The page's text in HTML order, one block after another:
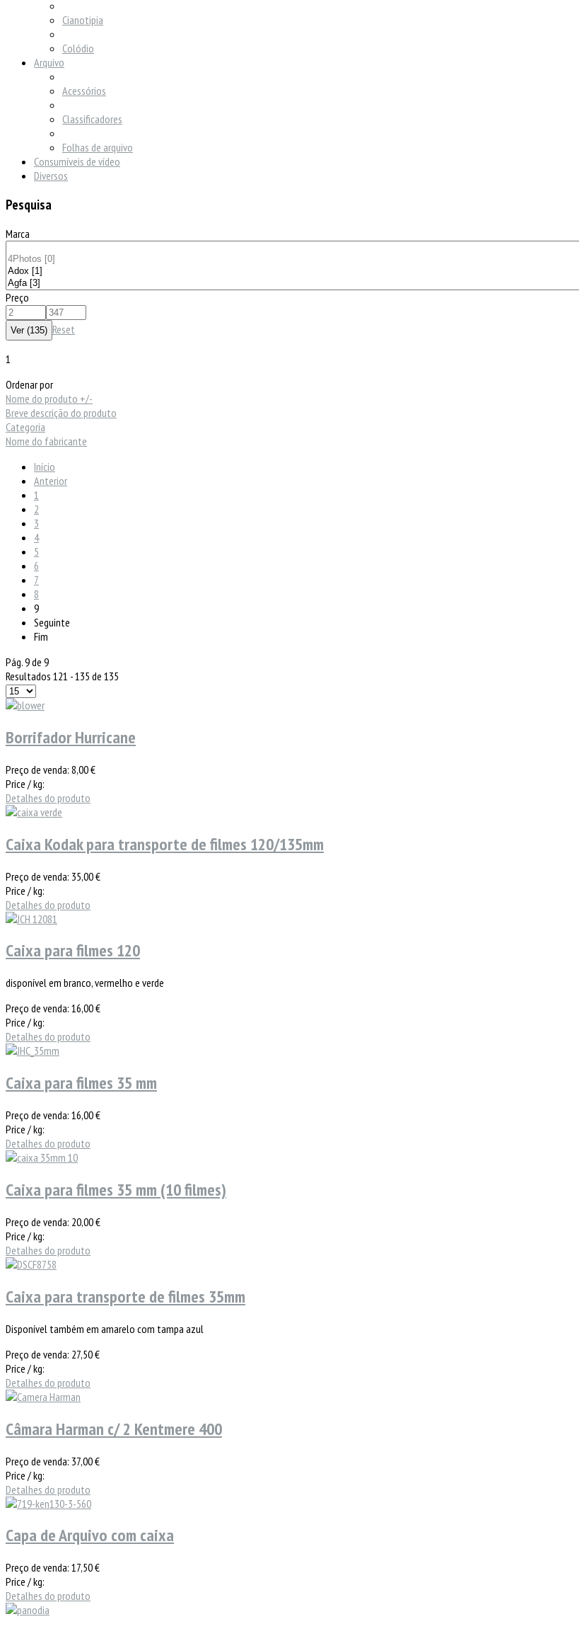
Cianotipia
Colódio
Arquivo
Acessórios
Classificadores
Folhas de arquivo
Consumíveis de vídeo
Diversos
Pesquisa
Marca
Preço
Reset
1
Ordenar por
Nome do produto +/-
Breve descrição do produto
Categoria
Nome do fabricante
Início
Anterior
1
2
3
4
5
6
7
8
9
Seguinte
Fim
Pág. 9 de 9
Resultados 121 - 135 de 135
Borrifador Hurricane
Preço de venda: 8,00 €
Price / kg:
Detalhes do produto
Caixa Kodak para transporte de filmes 120/135mm
Preço de venda: 35,00 €
Price / kg:
Detalhes do produto
Caixa para filmes 120
disponível em branco, vermelho e verde
Preço de venda: 16,00 €
Price / kg:
Detalhes do produto
Caixa para filmes 35 mm
Preço de venda: 16,00 €
Price / kg:
Detalhes do produto
Caixa para filmes 35 mm (10 filmes)
Preço de venda: 20,00 €
Price / kg:
Detalhes do produto
Caixa para transporte de filmes 35mm
Disponível também em amarelo com tampa azul
Preço de venda: 27,50 €
Price / kg:
Detalhes do produto
Câmara Harman c/ 2 Kentmere 400
Preço de venda: 37,00 €
Price / kg:
Detalhes do produto
Capa de Arquivo com caixa
Preço de venda: 17,50 €
Price / kg:
Detalhes do produto